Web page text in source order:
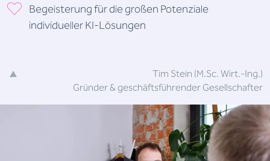
Begeisterung für die großen Potenziale
individueller KI-Lösungen
Tim Stein (M.Sc. Wirt.-Ing.)
Gründer & geschäftsführender Gesellschafter